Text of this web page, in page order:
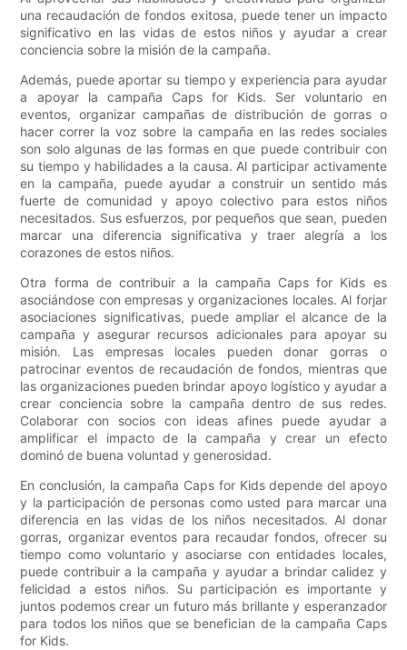
una recaudación de fondos exitosa, puede tener un impacto
significativo en las vidas de estos niños y ayudar a crear
conciencia sobre la misión de la campaña.
Además, puede aportar su tiempo y experiencia para ayudar
a apoyar la campaña Caps for Kids. Ser voluntario en
eventos, organizar campañas de distribución de gorras o
hacer correr la voz sobre la campaña en las redes sociales
son solo algunas de las formas en que puede contribuir con
su tiempo y habilidades a la causa. Al participar activamente
en la campaña, puede ayudar a construir un sentido más
fuerte de comunidad y apoyo colectivo para estos niños
necesitados. Sus esfuerzos, por pequeños que sean, pueden
marcar una diferencia significativa y traer alegría a los
corazones de estos niños.
Otra forma de contribuir a la campaña Caps for Kids es
asociándose con empresas y organizaciones locales. Al forjar
asociaciones significativas, puede ampliar el alcance de la
campaña y asegurar recursos adicionales para apoyar su
misión. Las empresas locales pueden donar gorras o
patrocinar eventos de recaudación de fondos, mientras que
las organizaciones pueden brindar apoyo logístico y ayudar a
crear conciencia sobre la campaña dentro de sus redes.
Colaborar con socios con ideas afines puede ayudar a
amplificar el impacto de la campaña y crear un efecto
dominó de buena voluntad y generosidad.
En conclusión, la campaña Caps for Kids depende del apoyo
y la participación de personas como usted para marcar una
diferencia en las vidas de los niños necesitados. Al donar
gorras, organizar eventos para recaudar fondos, ofrecer su
tiempo como voluntario y asociarse con entidades locales,
puede contribuir a la campaña y ayudar a brindar calidez y
felicidad a estos niños. Su participación es importante y
juntos podemos crear un futuro más brillante y esperanzador
para todos los niños que se benefician de la campaña Caps
for Kids.